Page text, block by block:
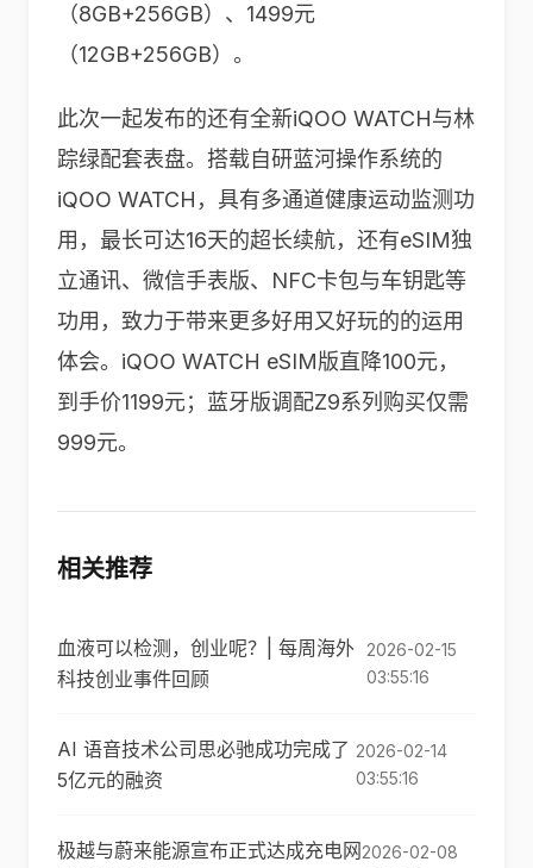
（8GB+256GB）、1499元
（12GB+256GB）。
此次一起发布的还有全新iQOO WATCH与林
踪绿配套表盘。搭载自研蓝河操作系统的
iQOO WATCH，具有多通道健康运动监测功
用，最长可达16天的超长续航，还有eSIM独
立通讯、微信手表版、NFC卡包与车钥匙等
功用，致力于带来更多好用又好玩的的运用
体会。iQOO WATCH eSIM版直降100元，
到手价1199元；蓝牙版调配Z9系列购买仅需
999元。
相关推荐
血液可以检测，创业呢？| 每周海外
科技创业事件回顾
2026-02-15
03:55:16
AI 语音技术公司思必驰成功完成了
5亿元的融资
2026-02-14
03:55:16
极越与蔚来能源宣布正式达成充电网2026-02-08